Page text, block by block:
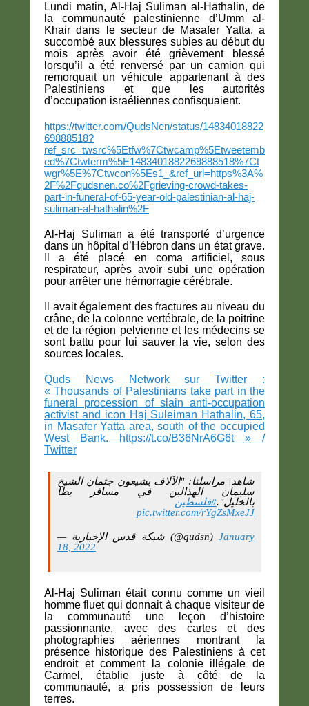
Lundi matin, Al-Haj Suliman al-Hathalin, de
la communauté palestinienne d’Umm al-
Khair dans le secteur de Masafer Yatta, a
succombé aux blessures subies au début du
mois après avoir été grièvement blessé
lorsqu’il a été renversé par un camion qui
remorquait un véhicule appartenant à des
Palestiniens et que les autorités
d’occupation israéliennes confisquaient.
https://twitter.com/QudsNen/status/14834018822
69888518?
ref_src=twsrc%5Etfw%7Ctwcamp%5Etweetemb
ed%7Ctwterm%5E1483401882269888518%7Ct
wgr%5E%7Ctwcon%5Es1_&ref_url=https%3A%
2F%2Fqudsnen.co%2Fgrieving-crowd-takes-
part-in-funeral-of-65-year-old-palestinian-al-haj-
suliman-al-hathalin%2F
Al-Haj Suliman a été transporté d’urgence
dans un hôpital d’Hébron dans un état grave.
Il a été placé en coma artificiel, sous
respirateur, après avoir subi une opération
pour arrêter une hémorragie cérébrale.
Il avait également des fractures au niveau du
crâne, de la colonne vertébrale, de la poitrine
et de la région pelvienne et les médecins se
sont battu pour lui sauver la vie, selon des
sources locales.
Quds News Network sur Twitter :
« Thousands of Palestinians take part in the
funeral procession of slain anti-occupation
activist and icon Haj Suleiman Hathalin, 65,
in Masafer Yatta area, south of the occupied
West Bank. https://t.co/B36NrA6G6t » /
Twitter
شاهد| مراسلنا: "الآلاف يشيعون جثمان الشيخ
سليمان الهذالين في مسافر يطا
بالخليل".#فلسطين
pic.twitter.com/rYgZsMxeJJ
— شبكة قدس الإخبارية (@qudsn)January
18, 2022
Al-Haj Suliman était connu comme un vieil
homme fluet qui donnait à chaque visiteur de
la communauté une leçon d’histoire
passionnante, avec des cartes et des
photographies aériennes montrant la
présence historique des Palestiniens à cet
endroit et comment la colonie illégale de
Carmel, établie juste à côté de la
communauté, a pris possession de leurs
terres.